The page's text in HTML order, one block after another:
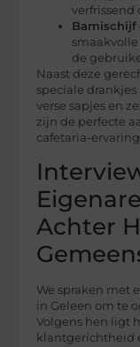
verfrissend
Bamischijf
de
Naast deze
speciale
verse sapjes en
zijn de perfecte
cafetaria-
Achter
We spraken met
in Geleen om te
Volgens hen ligt
klantgerichtheid